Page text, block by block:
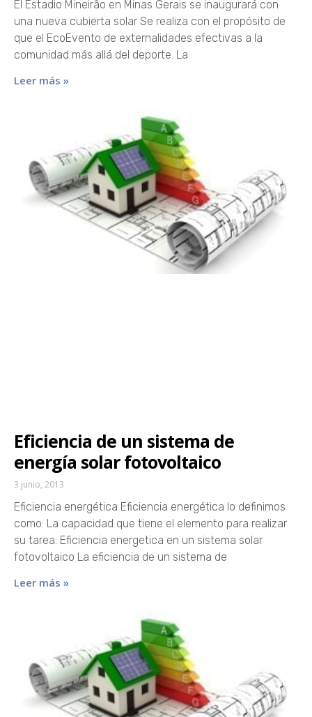
El Estadio Mineirão en Minas Gerais se inaugurará con
una nueva cubierta solar Se realiza con el propósito de
que el EcoEvento de externalidades efectivas a la
comunidad más allá del deporte. La
Leer más »
Eficiencia de un sistema de
energía solar fotovoltaico
3 junio, 2013
Eficiencia energética Eficiencia energética lo definimos
como: La capacidad que tiene el elemento para realizar
su tarea. Eficiencia energetica en un sistema solar
fotovoltaico La eficiencia de un sistema de
Leer más »